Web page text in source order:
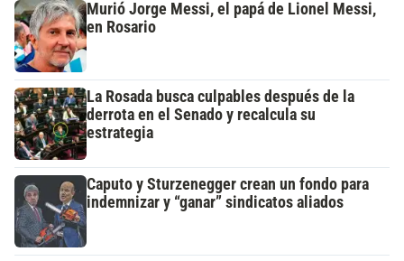
Murió Jorge Messi, el papá de Lionel Messi,
en Rosario
La Rosada busca culpables después de la
derrota en el Senado y recalcula su
estrategia
Caputo y Sturzenegger crean un fondo para
indemnizar y “ganar” sindicatos aliados